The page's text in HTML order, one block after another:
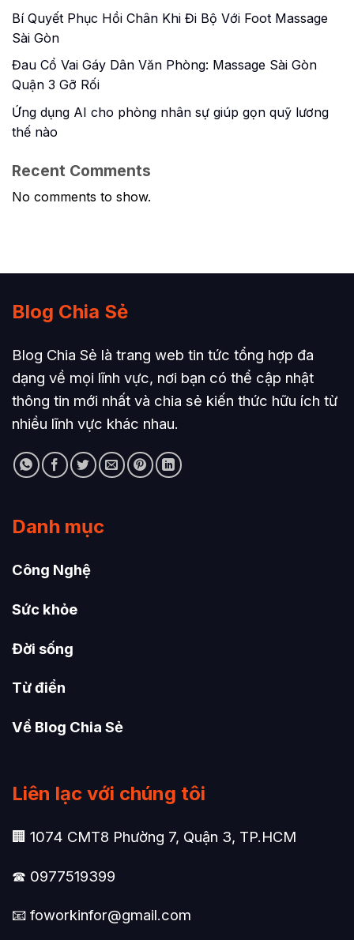
Bí Quyết Phục Hồi Chân Khi Đi Bộ Với Foot Massage
Sài Gòn
Đau Cổ Vai Gáy Dân Văn Phòng: Massage Sài Gòn
Quận 3 Gỡ Rối
Ứng dụng AI cho phòng nhân sự giúp gọn quỹ lương
thế nào
Recent Comments
No comments to show.
Blog Chia Sẻ
Blog Chia Sẻ là trang web tin tức tổng hợp đa
dạng về mọi lĩnh vực, nơi bạn có thể cập nhật
thông tin mới nhất và chia sẻ kiến thức hữu ích từ
nhiều lĩnh vực khác nhau.
Danh mục
Công Nghệ
Sức khỏe
Đời sống
Từ điển
Về Blog Chia Sẻ
Liên lạc với chúng tôi
🏢 1074 CMT8 Phường 7, Quận 3, TP.HCM
☎ 0977519399
📧 foworkinfor@gmail.com